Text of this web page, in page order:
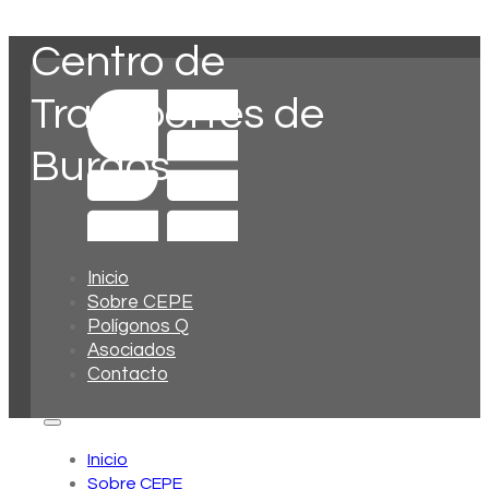
Inicio
Sobre CEPE
Polígonos Q
Asociados
Contacto
Inicio
Sobre CEPE
Centro de
Transportes de
Burgos